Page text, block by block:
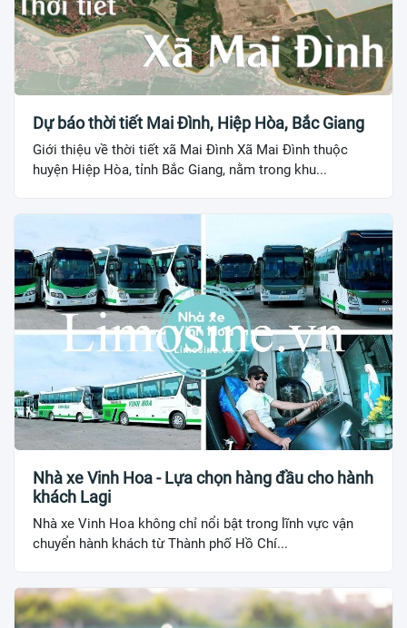
Dự báo thời tiết Mai Đình, Hiệp Hòa, Bắc Giang
Giới thiệu về thời tiết xã Mai Đình Xã Mai Đình thuộc
huyện Hiệp Hòa, tỉnh Bắc Giang, nằm trong khu...
Nhà xe Vinh Hoa - Lựa chọn hàng đầu cho hành
khách Lagi
Nhà xe Vinh Hoa không chỉ nổi bật trong lĩnh vực vận
chuyển hành khách từ Thành phố Hồ Chí...